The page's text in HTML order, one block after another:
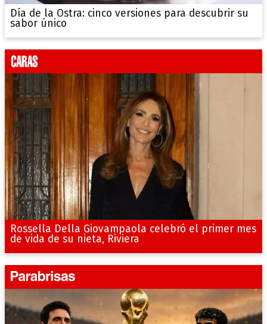
Día de la Ostra: cinco versiones para descubrir su
sabor único
Rossella Della Giovampaola celebró el primer mes
de vida de su nieta, Riviera